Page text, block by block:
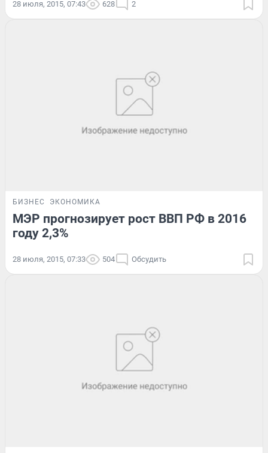
28 июля, 2015, 07:43 628 2
БИЗНЕС ЭКОНОМИКА
МЭР прогнозирует рост ВВП РФ в 2016
году 2,3%
28 июля, 2015, 07:33 504 Обсудить